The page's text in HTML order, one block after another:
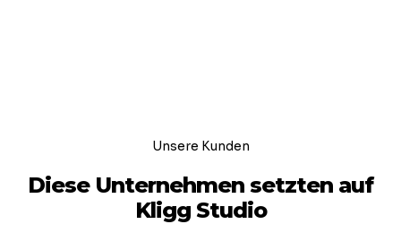
Unsere Kunden
Diese Unternehmen setzten auf
Kligg Studio